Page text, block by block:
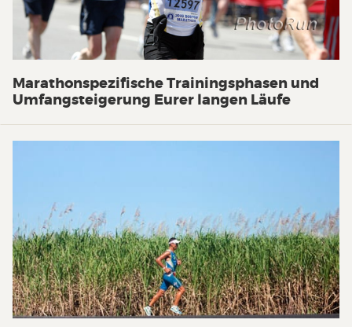
Marathonspezifische Trainingsphasen und
Umfangsteigerung Eurer langen Läufe